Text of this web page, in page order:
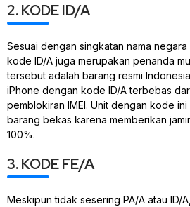
2. KODE ID/A
Sesuai dengan singkatan nama negara
kode ID/A juga merupakan penanda
tersebut adalah barang resmi
iPhone dengan kode ID/A terbebas
pemblokiran IMEI. Unit dengan kode
barang bekas karena memberikan
100%.
3. KODE FE/A
Meskipun tidak sesering PA/A atau ID/